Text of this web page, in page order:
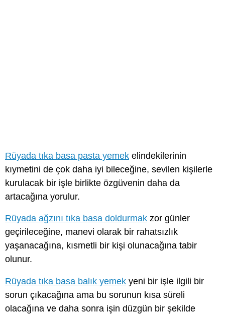
Rüyada tıka basa pasta yemek elindekilerinin
kıymetini de çok daha iyi bileceğine, sevilen kişilerle
kurulacak bir işle birlikte özgüvenin daha da
artacağına yorulur.
Rüyada ağzını tıka basa doldurmak zor günler
geçirileceğine, manevi olarak bir rahatsızlık
yaşanacağına, kısmetli bir kişi olunacağına tabir
olunur.
Rüyada tıka basa balık yemek yeni bir işle ilgili bir
sorun çıkacağına ama bu sorunun kısa süreli
olacağına ve daha sonra işin düzgün bir şekilde